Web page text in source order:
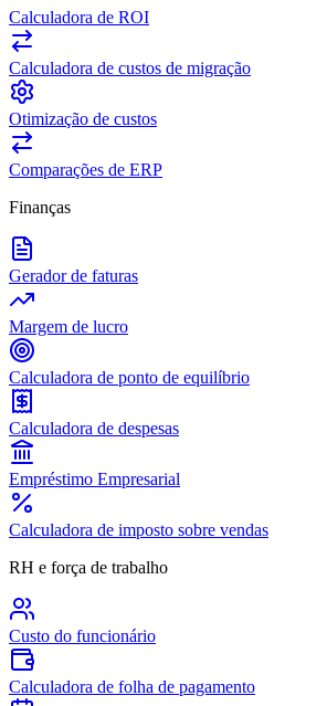
Calculadora de ROI
Calculadora de custos de migração
Otimização de custos
Comparações de ERP
Finanças
Gerador de faturas
Margem de lucro
Calculadora de ponto de equilíbrio
Calculadora de despesas
Empréstimo Empresarial
Calculadora de imposto sobre vendas
RH e força de trabalho
Custo do funcionário
Calculadora de folha de pagamento